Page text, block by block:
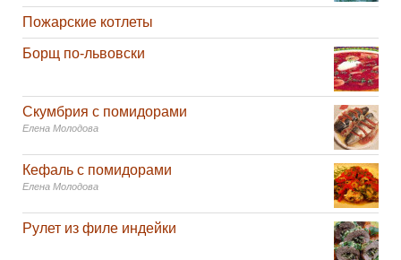
Пожарские котлеты
Борщ по-львовски
Скумбрия с помидорами
Елена Молодова
Кефаль с помидорами
Елена Молодова
Рулет из филе индейки